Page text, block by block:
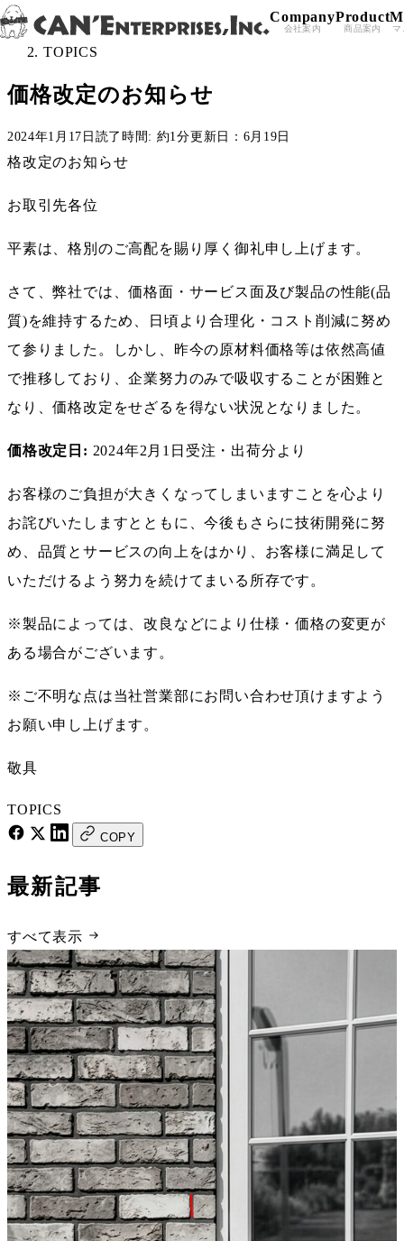
Skip to content
Company
会社案内
Product
商品案内 マ
All Posts ＞
TOPICS
価格改定のお知らせ
2024年1月17日 読了時間: 約1分更新日：6月19日
格改定のお知らせ
お取引先各位
平素は、格別のご高配を賜り厚く御礼申し上げます。
さて、弊社では、価格面・サービス面及び製品の性能(品
質)を維持するため、日頃より合理化・コスト削減に努め
て参りました。しかし、昨今の原材料価格等は依然高値
で推移しており、企業努力のみで吸収することが困難と
なり、価格改定をせざるを得ない状況となりました。
価格改定日: 2024年2月1日受注・出荷分より
お客様のご負担が大きくなってしまいますことを心より
お詫びいたしますとともに、今後もさらに技術開発に努
め、品質とサービスの向上をはかり、お客様に満足して
いただけるよう努力を続けてまいる所存です。
※製品によっては、改良などにより仕様・価格の変更が
ある場合がございます。
※ご不明な点は当社営業部にお問い合わせ頂けますよう
お願い申し上げます。
敬具
TOPICS
COPY
最新記事
すべて表示